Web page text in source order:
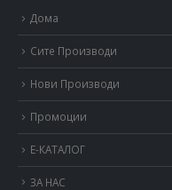
Дома
Сите Производи
Нови Производи
Промоции
Е-КАТАЛОГ
ЗА НАС